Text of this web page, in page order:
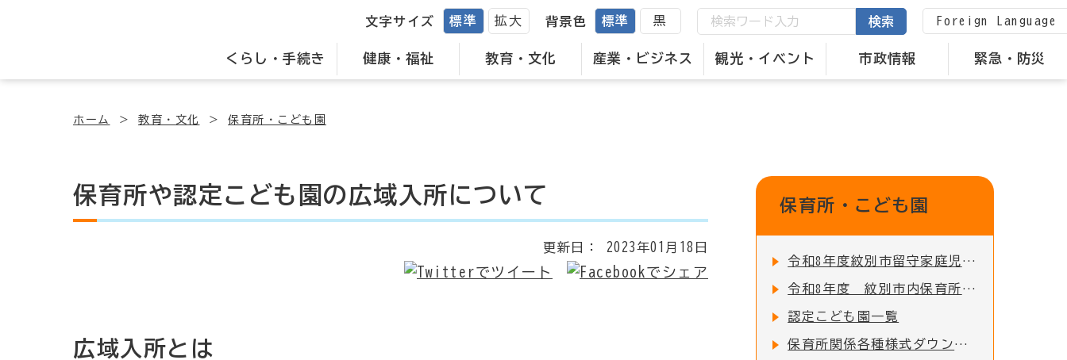
くらし・手続き 健康・福祉 教育・文化 産業・ビジネス 観光・イベント 市政情報 緊急・防災
文字サイズ 標準 拡大 背景色 標準 黒 検索 Foreign Language
ホーム 教育・文化 保育所・こども園
保育所や認定こども園の広域入所について
更新日： 2023年01月18日
広域入所とは
保育所・こども園
令和8年度紋別市留守家庭児童園の入園申込受付を開始しました！
令和8年度 紋別市内保育所・認定こども園 入所児童募集のお知らせ
認定こども園一覧
保育所関係各種様式ダウンロード